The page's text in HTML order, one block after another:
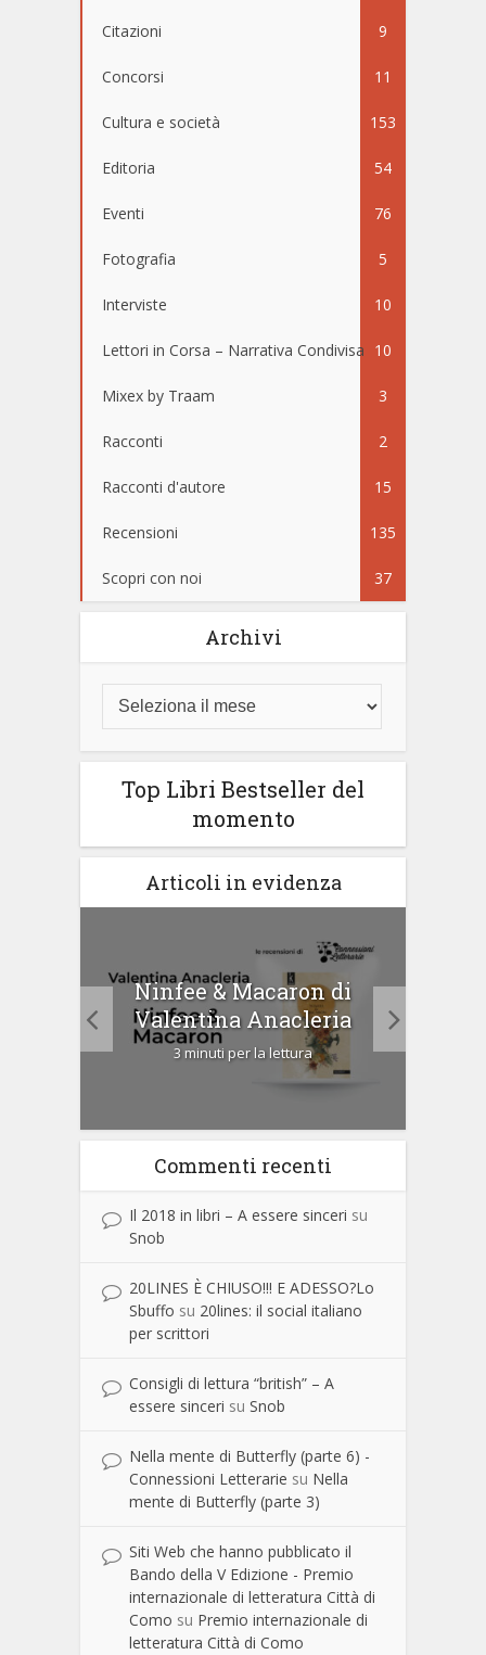
Citazioni 9
Concorsi 11
Cultura e società 153
Editoria 54
Eventi 76
Fotografia 5
Interviste 10
Lettori in Corsa – Narrativa Condivisa 10
Mixex by Traam 3
Racconti 2
Racconti d'autore 15
Recensioni 135
Scopri con noi 37
Archivi
Top Libri Bestseller del
momento
Articoli in evidenza
Ninfee & Macaron di
Valentina Anacleria
3 minuti per la lettura
Commenti recenti
Il 2018 in libri – A essere sinceri su
Snob
20LINES È CHIUSO!!! E ADESSO?Lo
Sbuffo su 20lines: il social italiano
per scrittori
Consigli di lettura “british” – A
essere sinceri su Snob
Nella mente di Butterfly (parte 6) -
Connessioni Letterarie su Nella
mente di Butterfly (parte 3)
Siti Web che hanno pubblicato il
Bando della V Edizione - Premio
internazionale di letteratura Città di
Como su Premio internazionale di
letteratura Città di Como